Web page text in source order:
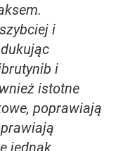
i
i
istotne
poprawiają